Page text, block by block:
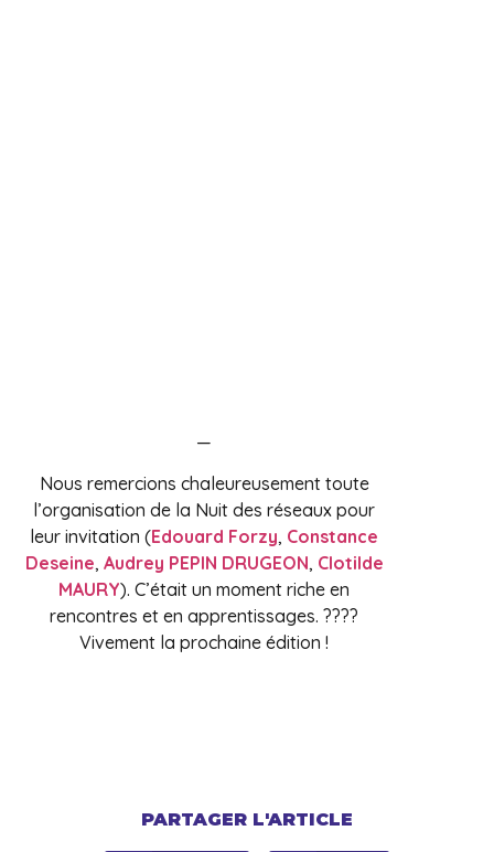
—
Nous remercions chaleureusement toute
l’organisation de la Nuit des réseaux pour
leur invitation (Edouard Forzy, Constance
Deseine, Audrey PEPIN DRUGEON, Clotilde
MAURY). C’était un moment riche en
rencontres et en apprentissages. ????
Vivement la prochaine édition !
PARTAGER L'ARTICLE